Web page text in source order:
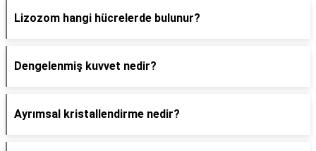
Lizozom hangi hücrelerde bulunur?
Dengelenmiş kuvvet nedir?
Ayrımsal kristallendirme nedir?